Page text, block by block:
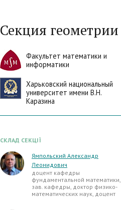
Секция геометрии
Факультет математики и
информатики
Харьковский национальный
университет имени В.Н.
Каразина
СКЛАД СЕКЦІЇ
Ямпольский Александр
Леонидович
доцент кафедры
фундаментальной математики,
зав. кафедры, доктор физико-
математических наук, доцент